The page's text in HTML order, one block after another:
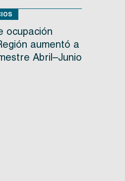
ocupación
aumentó a
Abril–Junio